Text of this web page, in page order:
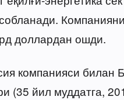
доллардан ошди.
компанияси билан
(35 йил муддатга,